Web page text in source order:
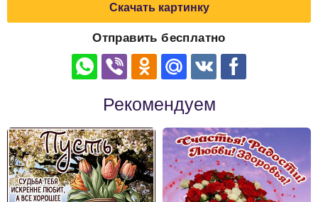
Скачать картинку
Отправить бесплатно
Рекомендуем